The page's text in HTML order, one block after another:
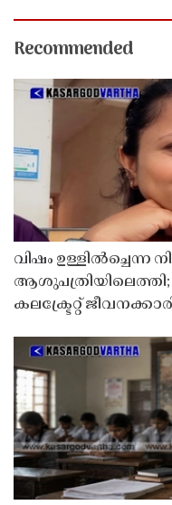
Recommended
വിഷം ഉള്ളിൽച്ചെന്ന
ആശുപത്രിയിലെത്തി;
കലക്ട്രേറ്റ്